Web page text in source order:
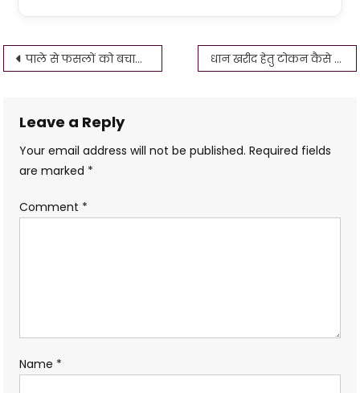
Post
पाले से फसलों को बचाने के चार उपाय लिखिए। पाला क्या है Protect crops from frost धान खरीद हेतु टोकन कैसे निकाले, otp problem
Leave a Reply
Your email address will not be published. Required fields
are marked *
Comment *
Name *